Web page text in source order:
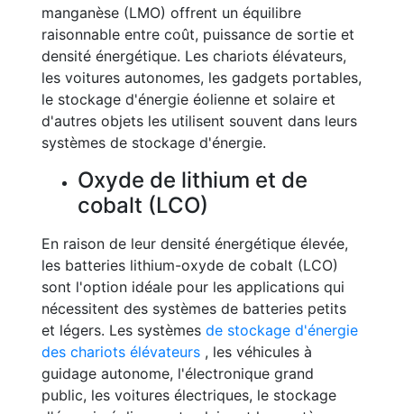
manganèse (LMO) offrent un équilibre
raisonnable entre coût, puissance de sortie et
densité énergétique. Les chariots élévateurs,
les voitures autonomes, les gadgets portables,
le stockage d'énergie éolienne et solaire et
d'autres objets les utilisent souvent dans leurs
systèmes de stockage d'énergie.
Oxyde de lithium et de
cobalt (LCO)
En raison de leur densité énergétique élevée,
les batteries lithium-oxyde de cobalt (LCO)
sont l'option idéale pour les applications qui
nécessitent des systèmes de batteries petits
et légers. Les systèmes de stockage d'énergie
des chariots élévateurs , les véhicules à
guidage autonome, l'électronique grand
public, les voitures électriques, le stockage